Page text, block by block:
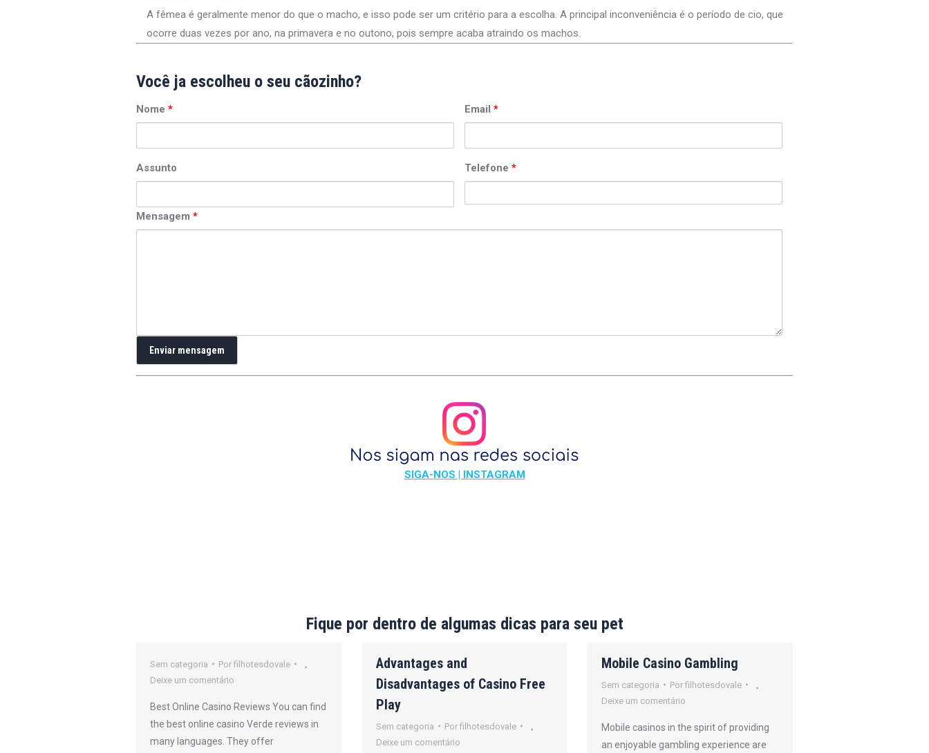
A fêmea é geralmente menor do que o macho, e isso pode ser um critério para a escolha. A principal inconveniência é o período de cio, que
ocorre duas vezes por ano, na primavera e no outono, pois sempre acaba atraindo os machos.
Você ja escolheu o seu cãozinho?
Nome *
Assunto
Email *
Telefone *
Mensagem *
SIGA-NOS | INSTAGRAM
Fique por dentro de algumas dicas para seu pet
Sem categoria Por filhotesdovale
Deixe um comentário
Best Online Casino Reviews You can find
the best online casino Verde reviews in
many languages. They offer
Advantages and
Disadvantages of Casino Free
Play
Sem categoria Por filhotesdovale
Deixe um comentário
Mobile Casino Gambling
Sem categoria Porfilhotesdovale
Deixe um comentário
Mobile casinos in the spirit of providing
an enjoyable gambling experience are